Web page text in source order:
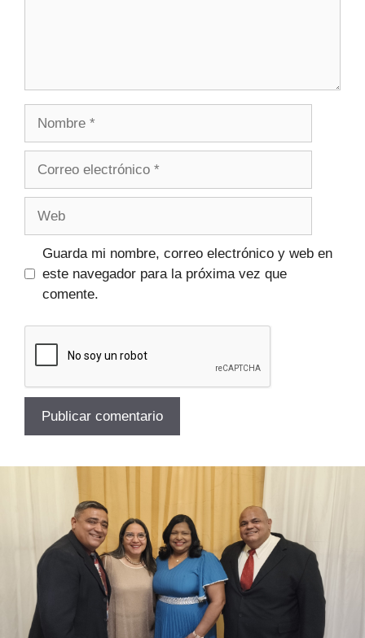
Guarda mi nombre, correo electrónico y web en
este navegador para la próxima vez que
comente.